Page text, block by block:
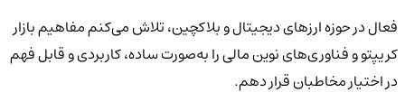
فعال در حوزه ارزهای دیجیتال و بلاکچین، تلاش می‌کنم مفاهیم بازار
کریپتو و فناوری‌های نوین مالی را به‌صورت ساده، کاربردی و قابل فهم
در اختیار مخاطبان قرار دهم.